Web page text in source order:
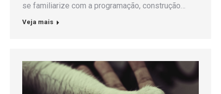
se familiarize com a programação, construção…
Veja mais